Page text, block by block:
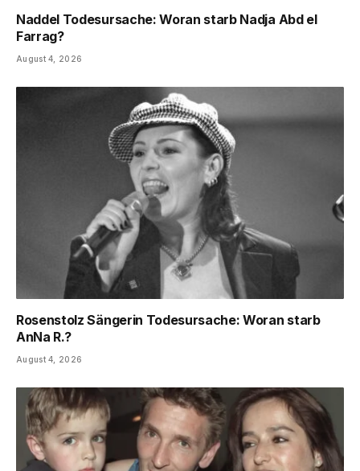
Naddel Todesursache: Woran starb Nadja Abd el
Farrag?
August 4, 2026
Rosenstolz Sängerin Todesursache: Woran starb
AnNa R.?
August 4, 2026